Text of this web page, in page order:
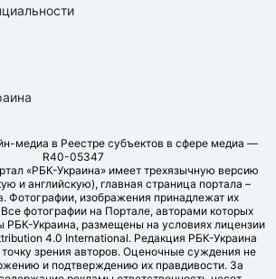
медиа в Реестре субъектов в сфере медиа —
R40-05347
«РБК-Украина» имеет трехязычную версию
и английскую), главная страница портала –
. Фотографии, изображения принадлежат их
фотографии на Портале, авторами которых
РБК-Украина, размещены на условиях лицензии
4.0 International. Редакция РБК-Украина
зрения авторов. Оценочные суждения не
и подтверждению их правдивости. За